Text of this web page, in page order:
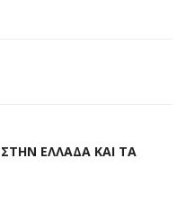
ΕΛΛΑΔΑ ΚΑΙ ΤΑ